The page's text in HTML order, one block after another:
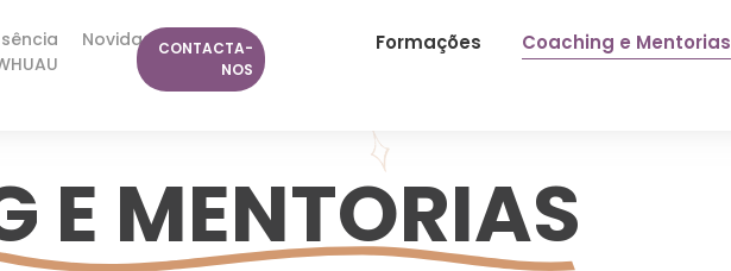
NovidadesCONTACTA-
NOS
Formações Coaching e Mentorias
E MENTORIAS